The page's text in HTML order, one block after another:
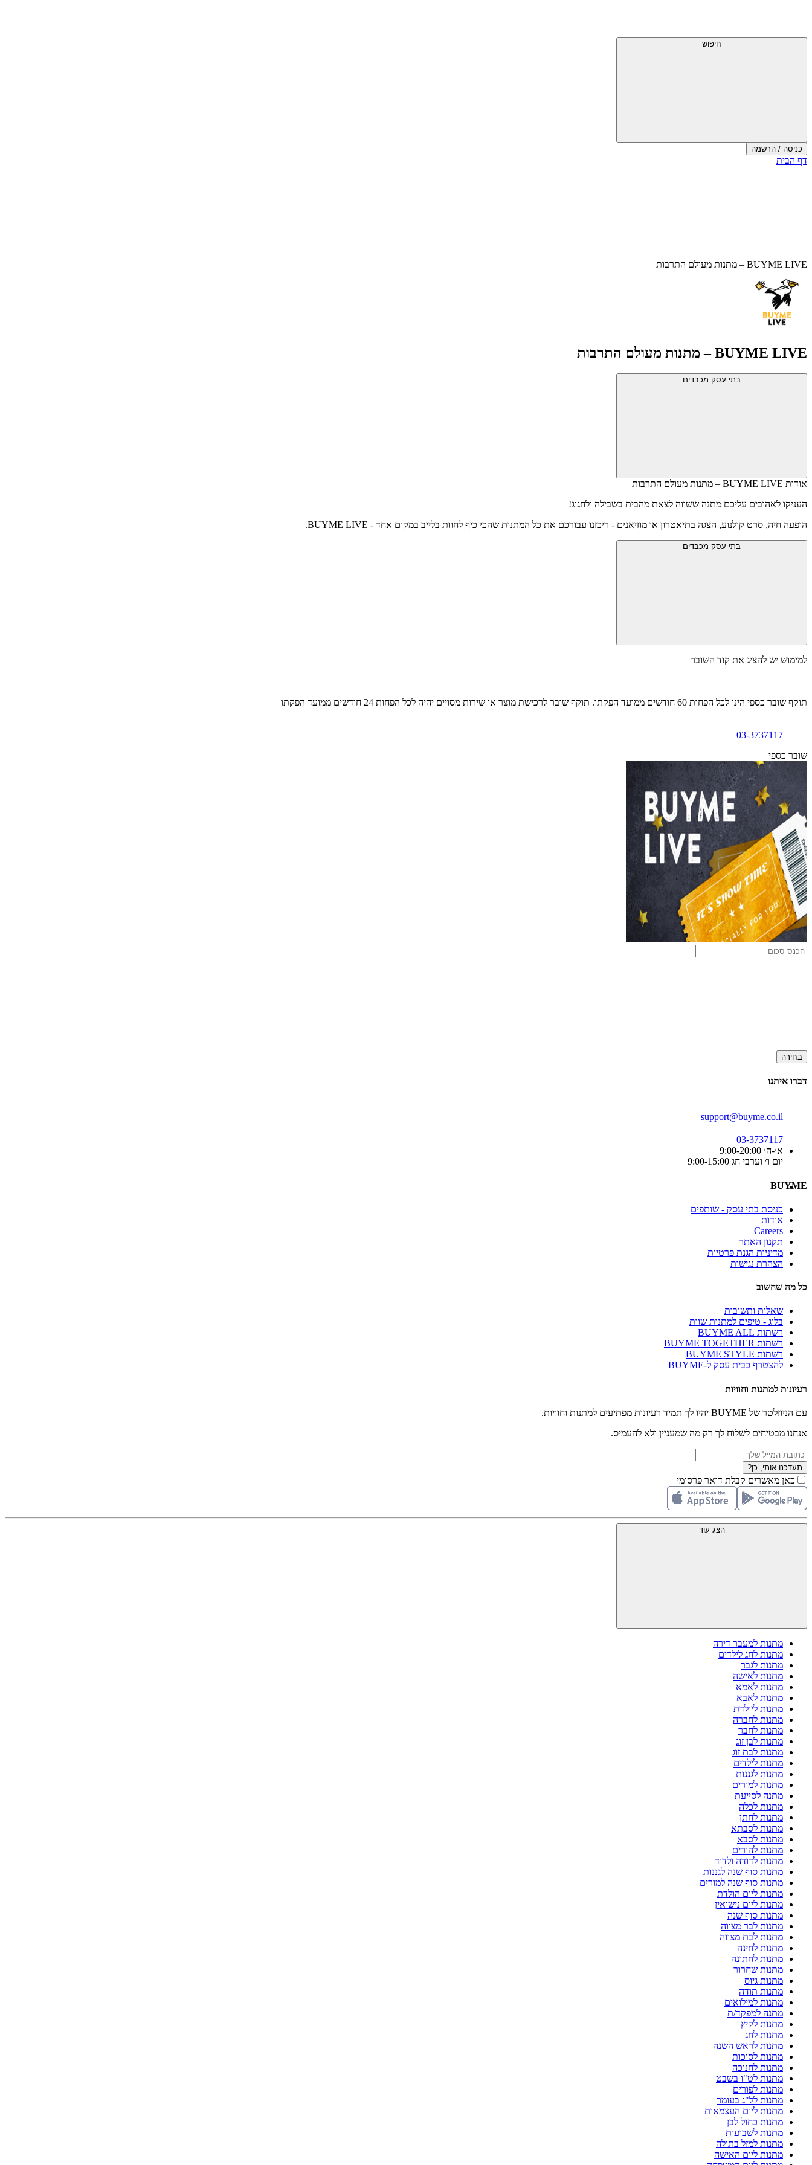
עליון
חיפוש
כניסה / הרשמה
סוף
דף הבית
BUYME LIVE – מתנות מעולם התרבות
BUYME LIVE – מתנות מעולם התרבות
בתי עסק מכבדים
אודות BUYME LIVE – מתנות מעולם התרבות
העניקו לאהובים עליכם מתנה ששווה לצאת מהבית בשבילה ולחגוג!
הופעה חיה, סרט קולנוע, הצגה בתיאטרון או מוזיאנים - ריכזנו עבורכם את כל המתנות שהכי כיף לחוות בלייב במקום אחד - BUYME LIVE.
בתי עסק מכבדים
למימוש יש להציג את קוד השובר
תוקף שובר כספי הינו לכל הפחות 60 חודשים ממועד הפקתו. תוקף שובר לרכישת מוצר או שירות מסויים יהיה לכל הפחות 24 חודשים ממועד הפקתו
03-3737117
שובר כספי
בחירה
דברו איתנו
support@buyme.co.il
03-3737117
א׳-ה׳ 9:00-20:00
יום ו׳ וערבי חג 9:00-15:00
BUYME
כניסת בתי עסק - שותפים
אודות
Careers
תקנון האתר
מדיניות הגנת פרטיות
הצהרת נגישות
כל מה שחשוב
שאלות ותשובות
בלוג - טיפים למתנות שוות
רשתות BUYME ALL
רשתות BUYME TOGETHER
רשתות BUYME STYLE
להצטרף כבית עסק ל-BUYME
רעיונות למתנות וחוויות
עם הניוזלטר של BUYME יהיו לך תמיד רעיונות מפתיעים למתנות וחוויות.
אנחנו מבטיחים לשלוח לך רק מה שמעניין ולא להעמיס.
תעדכנו אותי, כן?
כאן מאשרים קבלת דואר פרסומי
הצג עוד
מתנות למעבר דירה
מתנות לחג לילדים
מתנות לגבר
מתנות לאישה
מתנות לאמא
מתנות לאבא
מתנות ליולדת
מתנות לחברה
מתנות לחבר
מתנות לבן זוג
מתנות לבת זוג
מתנות לילדים
מתנות לגננות
מתנות למורים
מתנה לסייעת
מתנות לכלה
מתנות לחתן
מתנות לסבתא
מתנות לסבא
מתנות להורים
מתנות לדודה ולדוד
מתנות סוף שנה לגננות
מתנות סוף שנה למורים
מתנות ליום הולדת
מתנות ליום נישואין
מתנות סוף שנה
מתנות לבר מצווה
מתנות לבת מצווה
מתנות לחינה
מתנות לחתונה
מתנות שחרור
מתנות גיוס
מתנות תודה
מתנות למילואים
מתנה למפקד/ת
מתנות לקיץ
מתנות לחג
מתנות לראש השנה
מתנות לסוכות
מתנות לחנוכה
מתנות לט"ו בשבט
מתנות לפורים
מתנות לל"ג בעומר
מתנות ליום העצמאות
מתנות כחול לבן
מתנות לשבועות
מתנות למזל בתולה
מתנות ליום האישה